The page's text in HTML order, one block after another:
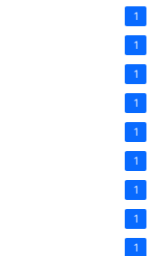
1
1
1
1
1
1
1
1
1